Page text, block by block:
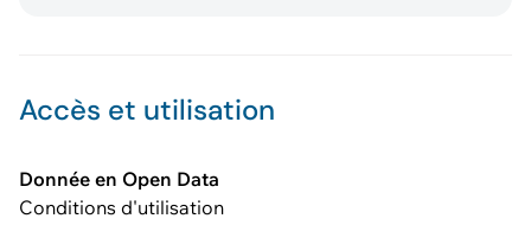
Accès et utilisation
Donnée en Open Data
Conditions d'utilisation